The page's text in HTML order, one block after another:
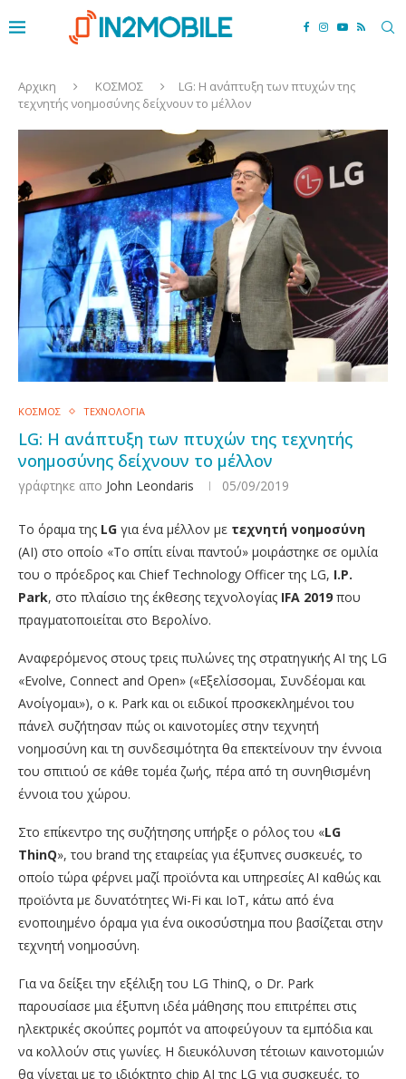
Αρχικη ΚΟΣΜΟΣ
LG: H ανάπτυξη των πτυχών της
τεχνητής νοημοσύνης δείχνουν το μέλλον
ΚΟΣΜΟΣ ΤΕΧΝΟΛΟΓΙΑ
LG: H ανάπτυξη των πτυχών της τεχνητής
νοημοσύνης δείχνουν το μέλλον
γράφτηκε απο John Leondaris 05/09/2019
Το όραμα της LG για ένα μέλλον με τεχνητή νοημοσύνη
(AI) στο οποίο «Το σπίτι είναι παντού» μοιράστηκε σε ομιλία
του ο πρόεδρος και Chief Technology Officer της LG, I.P.
Park, στο πλαίσιο της έκθεσης τεχνολογίας IFA 2019 που
πραγματοποιείται στο Βερολίνο.
Αναφερόμενος στους τρεις πυλώνες της στρατηγικής AI της LG
«Evolve, Connect and Open» («Εξελίσσομαι, Συνδέομαι και
Ανοίγομαι»), ο κ. Park και οι ειδικοί προσκεκλημένοι του
πάνελ συζήτησαν πώς οι καινοτομίες στην τεχνητή
νοημοσύνη και τη συνδεσιμότητα θα επεκτείνουν την έννοια
του σπιτιού σε κάθε τομέα ζωής, πέρα από τη συνηθισμένη
έννοια του χώρου.
Στο επίκεντρο της συζήτησης υπήρξε ο ρόλος του «LG
ThinQ», του brand της εταιρείας για έξυπνες συσκευές, το
οποίο τώρα φέρνει μαζί προϊόντα και υπηρεσίες AI καθώς και
προϊόντα με δυνατότητες Wi-Fi και IoT, κάτω από ένα
ενοποιημένο όραμα για ένα οικοσύστημα που βασίζεται στην
τεχνητή νοημοσύνη.
Για να δείξει την εξέλιξη του LG ThinQ, ο Dr. Park
παρουσίασε μια έξυπνη ιδέα μάθησης που επιτρέπει στις
ηλεκτρικές σκούπες ρομπότ να αποφεύγουν τα εμπόδια και
να κολλούν στις γωνίες. Η διευκόλυνση τέτοιων καινοτομιών
θα γίνεται με το ιδιόκτητο chip AI της LG για συσκευές, το